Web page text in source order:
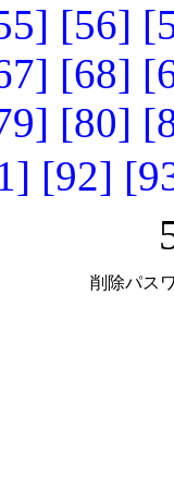
[56]
[68]
[80]
[92]
削除パス